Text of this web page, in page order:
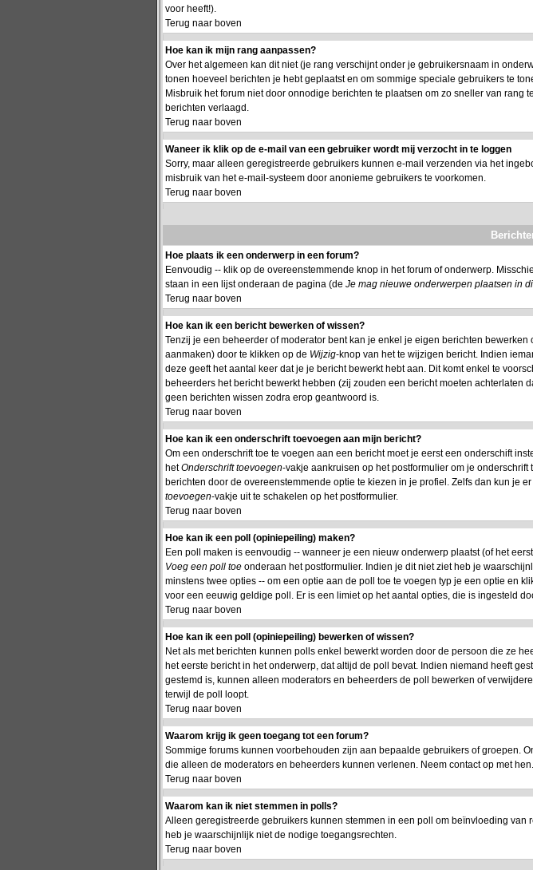
voor heeft!).
Terug naar boven
Hoe kan ik mijn rang aanpassen?
Over het algemeen kan dit niet (je rang verschijnt onder je gebruikersnaam in
tonen hoeveel berichten je hebt geplaatst en om sommige speciale gebruikers te
Misbruik het forum niet door onnodige berichten te plaatsen om zo sneller van
berichten verlaagd.
Terug naar boven
Waneer ik klik op de e-mail van een gebruiker wordt mij verzocht in te loggen
Sorry, maar alleen geregistreerde gebruikers kunnen e-mail verzenden via het
misbruik van het e-mail-systeem door anonieme gebruikers te voorkomen.
Terug naar boven
Hoe plaats ik een onderwerp in een forum?
Eenvoudig -- klik op de overeenstemmende knop in het forum of onderwerp.
staan in een lijst onderaan de pagina (de Je mag nieuwe onderwerpen plaatsen in
Terug naar boven
Hoe kan ik een bericht bewerken of wissen?
Tenzij je een beheerder of moderator bent kan je enkel je eigen berichten
aanmaken) door te klikken op de Wijzig-knop van het te wijzigen bericht. Indien
deze geeft het aantal keer dat je je bericht bewerkt hebt aan. Dit komt enkel te
beheerders het bericht bewerkt hebben (zij zouden een bericht moeten achterlaten
geen berichten wissen zodra erop geantwoord is.
Terug naar boven
Hoe kan ik een onderschrift toevoegen aan mijn bericht?
Om een onderschrift toe te voegen aan een bericht moet je eerst een onderschift
hetOnderschrift toevoegen-vakje aankruisen op het postformulier om je
berichten door de overeenstemmende optie te kiezen in je profiel. Zelfs dan kun je
toevoegen-vakje uit te schakelen op het postformulier.
Terug naar boven
Hoe kan ik een poll (opiniepeiling) maken?
Een poll maken is eenvoudig -- wanneer je een nieuw onderwerp plaatst (of het
Voeg een poll toe onderaan het postformulier. Indien je dit niet ziet heb je
minstens twee opties -- om een optie aan de poll toe te voegen typ je een optie en
voor een eeuwig geldige poll. Er is een limiet op het aantal opties, die is ingesteld
Terug naar boven
Hoe kan ik een poll (opiniepeiling) bewerken of wissen?
Net als met berichten kunnen polls enkel bewerkt worden door de persoon die ze
het eerste bericht in het onderwerp, dat altijd de poll bevat. Indien niemand heeft
gestemd is, kunnen alleen moderators en beheerders de poll bewerken of
terwijl de poll loopt.
Terug naar boven
Waarom krijg ik geen toegang tot een forum?
Sommige forums kunnen voorbehouden zijn aan bepaalde gebruikers of groepen.
die alleen de moderators en beheerders kunnen verlenen. Neem contact op met hen.
Terug naar boven
Waarom kan ik niet stemmen in polls?
Alleen geregistreerde gebruikers kunnen stemmen in een poll om beïnvloeding
heb je waarschijnlijk niet de nodige toegangsrechten.
Terug naar boven